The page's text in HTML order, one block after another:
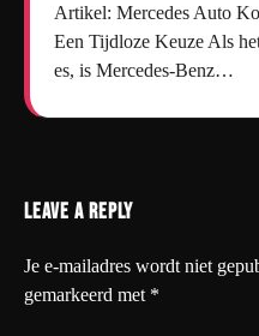
Artikel: Mercedes Auto Kopen Mercedes Auto Kopen:
Een Tijdloze Keuze Als
es, is Mercedes-Benz…
Leave a Reply
Je e-mailadres wordt niet
gemarkeerd met *